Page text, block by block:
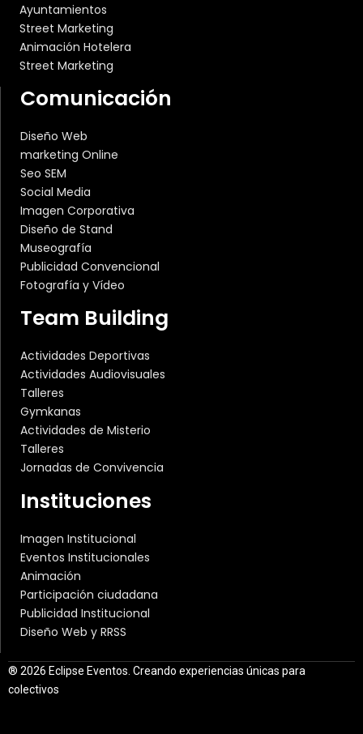
Ayuntamientos
Street Marketing
Animación Hotelera
Street Marketing
Comunicación
Diseño Web
marketing Online
Seo SEM
Social Media
Imagen Corporativa
Diseño de Stand
Museografía
Publicidad Convencional
Fotografía y Vídeo
Team Building
Actividades Deportivas
Actividades Audiovisuales
Talleres
Gymkanas
Actividades de Misterio
Talleres
Jornadas de Convivencia
Instituciones
Imagen Institucional
Eventos Institucionales
Animación
Participación ciudadana
Publicidad Institucional
Diseño Web y RRSS
® 2026 Eclipse Eventos. Creando experiencias únicas para
colectivos